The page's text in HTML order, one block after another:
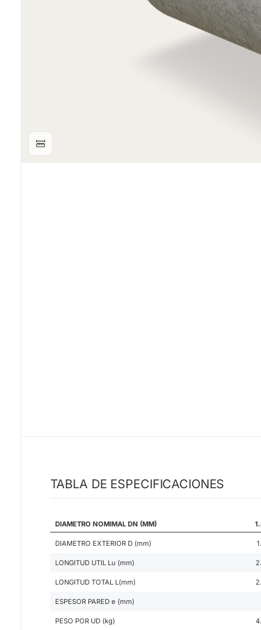
TABLA DE ESPECIFICACIONES
DIAMETRO NOMIMAL DN (MM)
DIAMETRO EXTERIOR D (mm)
LONGITUD UTIL Lu (mm)
LONGITUD TOTAL L(mm)
ESPESOR PARED e (mm)
PESO POR UD (kg)